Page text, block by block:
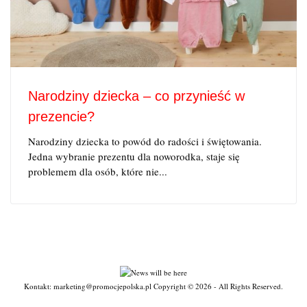
Narodziny dziecka – co przynieść w
prezencie?
Narodziny dziecka to powód do radości i świętowania.
Jedna wybranie prezentu dla noworodka, staje się
problemem dla osób, które nie...
Kontakt: marketing@promocjepolska.pl Copyright © 2026 - All Rights Reserved.